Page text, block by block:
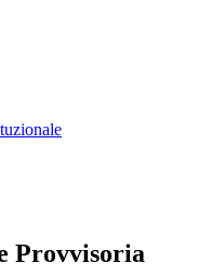
Provvisoria